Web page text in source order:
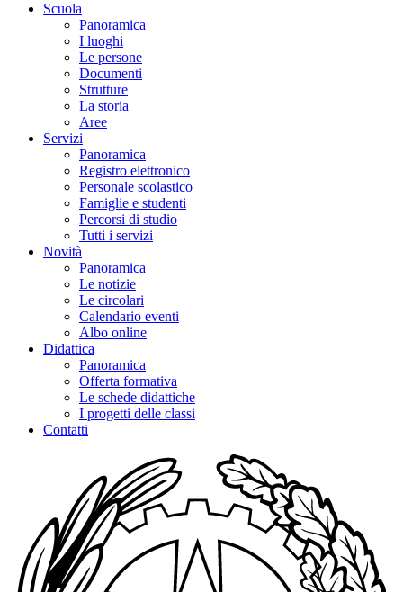
Scuola
Panoramica
I luoghi
Le persone
Documenti
Strutture
La storia
Aree
Servizi
Panoramica
Registro elettronico
Personale scolastico
Famiglie e studenti
Percorsi di studio
Tutti i servizi
Novità
Panoramica
Le notizie
Le circolari
Calendario eventi
Albo online
Didattica
Panoramica
Offerta formativa
Le schede didattiche
I progetti delle classi
Contatti